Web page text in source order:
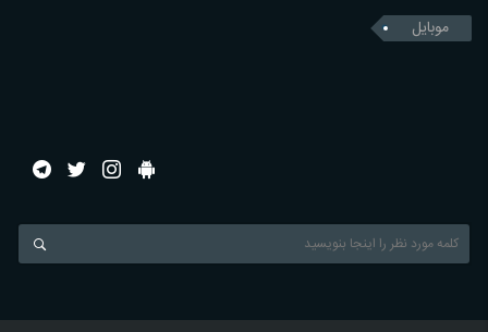
موبایل